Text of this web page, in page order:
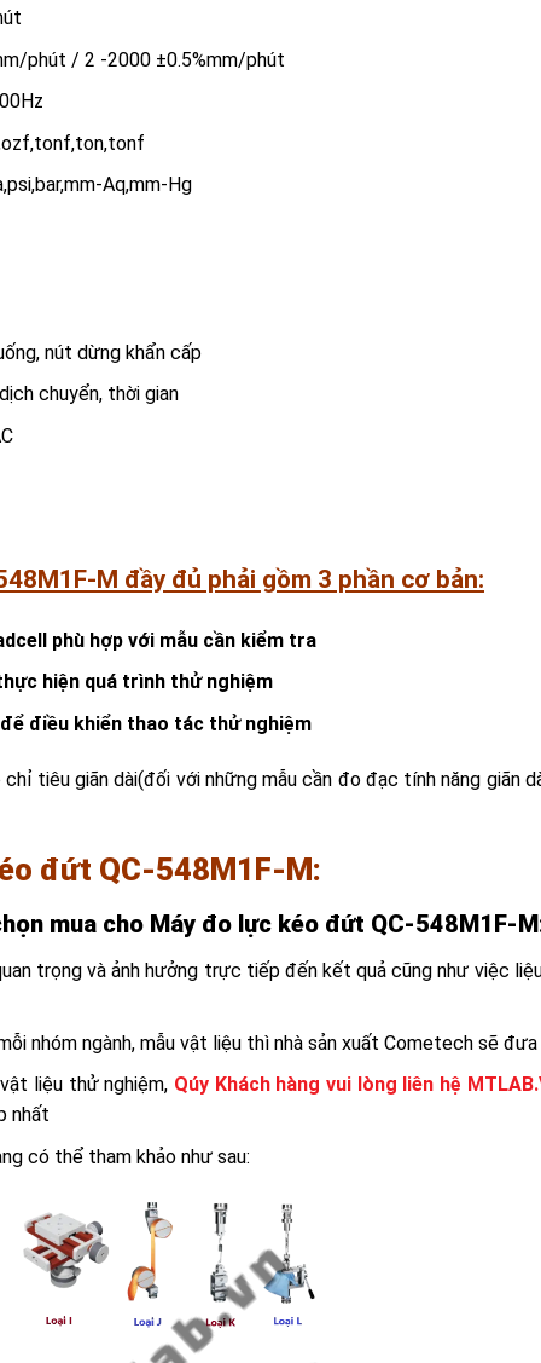
phút / 2 -2000 ±0.5%mm/phút
Aq,mm-Hg
nút dừng khẩn cấp
chuyển, thời gian
M đầy đủ phải gồm 3 phần cơ bản:
phù hợp với mẫu cần kiểm tra
hiện quá trình thử nghiệm
điều khiển thao tác thử nghiệm
tiêu giãn dài(đối với những mẫu cần đo đạc tính năng giãn
đứt QC-548M1F-M:
mua cho Máy đo lực kéo đứt QC-548M1F-M
trọng và ảnh hưởng trực tiếp đến kết quả cũng như việc
nhóm ngành, mẫu vật liệu thì nhà sản xuất Cometech sẽ
liệu thử nghiệm, Qúy Khách hàng vui lòng liên hệ
nhất
có thể tham khảo như sau: